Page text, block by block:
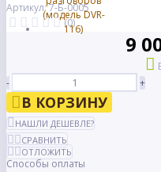
Артикул: 7-Б-0005
(0)
9
-
+
В КОРЗИНУ
НАШЛИ ДЕШЕВЛЕ?
СРАВНИТЬ
ОТЛОЖИТЬ
Способы оплаты